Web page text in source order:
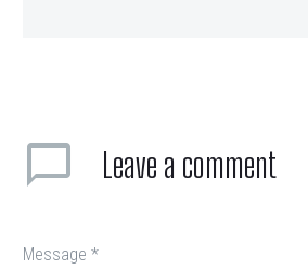
Leave a comment